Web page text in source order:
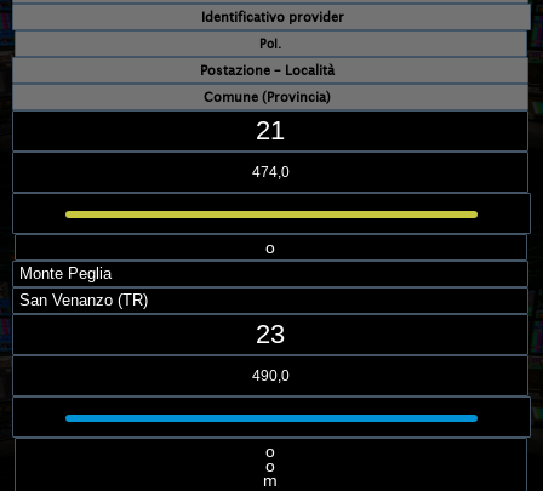
Identificativo provider
Pol.
Postazione – Località
Comune (Provincia)
21
474,0
o
Monte Peglia
San Venanzo (TR)
23
490,0
o
o
m